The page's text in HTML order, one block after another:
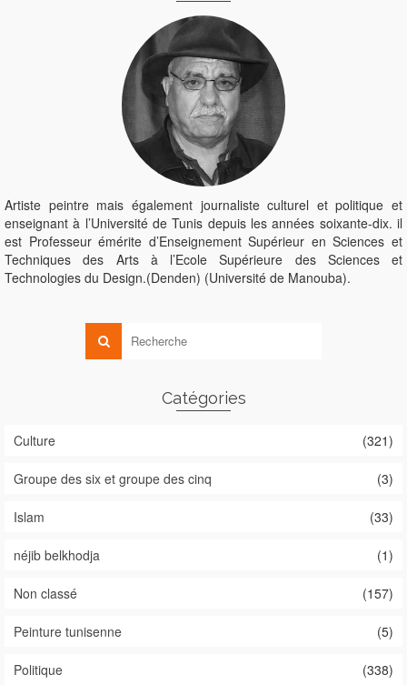
Artiste peintre mais également journaliste culturel et politique et
enseignant à l’Université de Tunis depuis les années soixante-dix. il
est Professeur émérite d’Enseignement Supérieur en Sciences et
Techniques des Arts à l’Ecole Supérieure des Sciences et
Technologies du Design.(Denden) (Université de Manouba).
Catégories
Culture (321)
Groupe des six et groupe des cinq (3)
Islam (33)
néjib belkhodja (1)
Non classé (157)
Peinture tunisenne (5)
Politique (338)